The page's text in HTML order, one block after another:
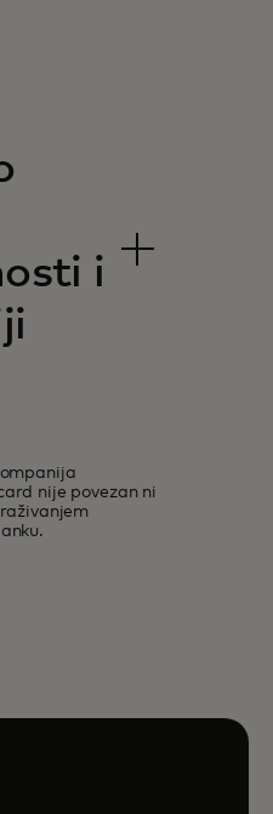
i
nije povezan ni